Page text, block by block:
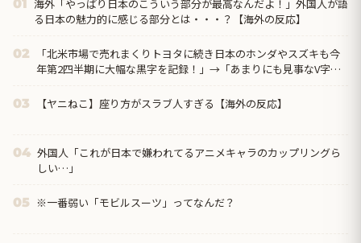
01 海外「やっぱり日本のこういう部分が最高なんだよ！」外国人が語
る日本の魅力的に感じる部分とは・・・？【海外の反応】
02
「北米市場で売れまくりトヨタに続き日本のホンダやスズキも今
年第2四半期に大幅な黒字を記録！」→「あまりにも見事なV字回
03 【ヤニねこ】座り方がスラブ人すぎる【海外の反応】
04 外国人「これが日本で嫌われてるアニメキャラのカップリングら
しい…」
05 ※一番弱い「モビルスーツ」ってなんだ？